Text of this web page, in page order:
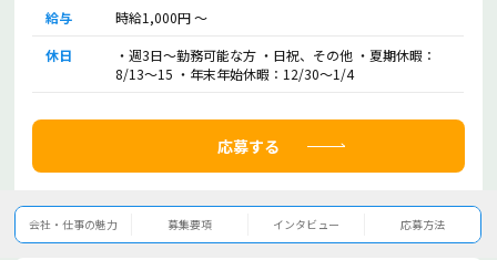
給与
時給1,000円 ～
休日
・週3日～勤務可能な方 ・日祝、その他 ・夏期休暇：
8/13～15 ・年末年始休暇：12/30～1/4
応募する
会社・仕事の魅力 募集要項 インタビュー 応募方法